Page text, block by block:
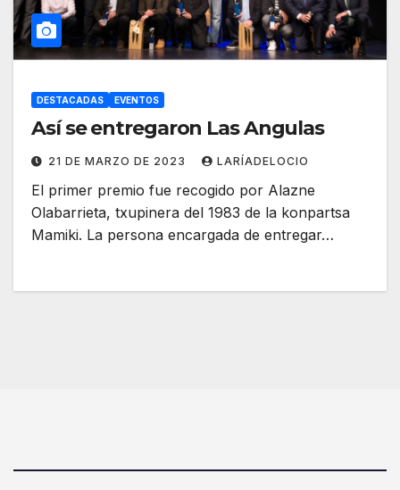
DESTACADAS EVENTOS
Así se entregaron Las Angulas
21 DE MARZO DE 2023 LARÍADELOCIO
El primer premio fue recogido por Alazne
Olabarrieta, txupinera del 1983 de la konpartsa
Mamiki. La persona encargada de entregar…